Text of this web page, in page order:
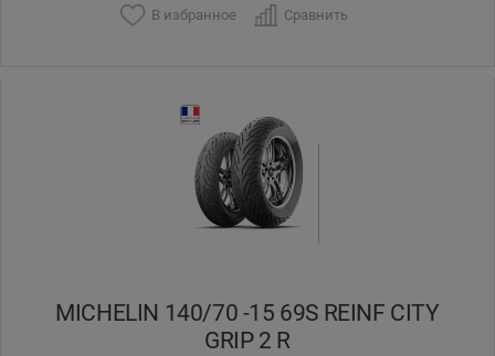
В избранное Сравнить
MICHELIN 140/70 -15 69S REINF CITY
GRIP 2 R